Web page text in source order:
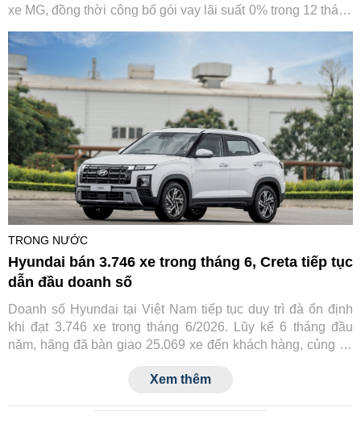
xe MG, đồng thời công bố gói vay lãi suất 0% trong 12 tháng
vừa đạt cột mốc 40.000 xe lăn bánh tại Việt Nam.
TRONG NƯỚC
Hyundai bán 3.746 xe trong tháng 6, Creta tiếp tục
dẫn đầu doanh số
Doanh số Hyundai tại Việt Nam tiếp tục duy trì đà ổn định
khi đạt 3.746 xe trong tháng 6/2026. Lũy kế 6 tháng đầu
năm, hãng đã bàn giao 25.069 xe đến khách hàng, củng cố
Xem thêm